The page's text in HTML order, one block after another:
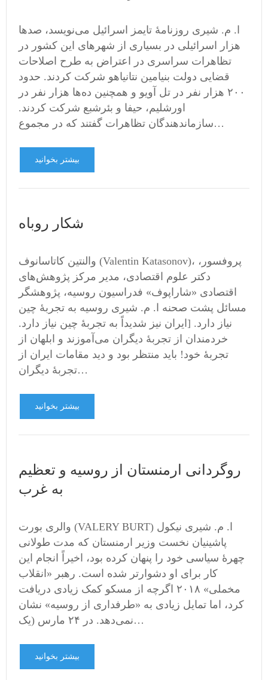
ا. م. شیری روزنامۀ تایمز اسرائیل می‌نویسد، صدها
هزار اسرائیلی در بسیاری از شهرهای این کشور در
تظاهرات سراسری در اعتراض به طرح اصلاحات
قضایی دولت بنیامین نتانیاهو شرکت کردند. حدود
۲۰۰ هزار نفر در تل آویو و همچنین ده‌ها هزار نفر در
اورشلیم، حیفا و بئرشبع شرکت کردند.
سازماندهندگان تظاهرات گفتند که در مجموع…
بیشتر بخوانید
شکار روباه
والنتین کاتاسانوف (Valentin Katasonov)، پروفسور،
دکتر علوم اقتصادی، مدیر مرکز پژوهش‌های
اقتصادی «شاراپوف» فدراسیون روسیه، پژوهشگر
مسائل پشت صحنه ا. م. شیری روسیه به تجربۀ چین
نیاز دارد. [‌ایران نیز شدیداً به تجربۀ چین نیاز دارد.
خردمندان از تجربۀ دیگران می‌آموزند و ابلهان از
تجربۀ خود! باید منتظر بود و دید مقامات ایران از
تجربۀ دیگران…
بیشتر بخوانید
روگردانی ارمنستان از روسیه و تعظیم
به غرب
والری بورت (VALERY BURT) ا. م. شیری نیکول
پاشینیان نخست وزیر ارمنستان که مدت طولانی
چهرۀ سیاسی خود را پنهان کرده بود، اخیراً انجام این
کار برای او دشوارتر شده است. رهبر «انقلاب
مخملی» ۲۰۱۸ اگرچه از مسکو کمک زیادی دریافت
کرد، اما تمایل زیادی به «طرفداری از روسیه» نشان
نمی‌دهد. در ۲۴ مارس (یک…
بیشتر بخوانید